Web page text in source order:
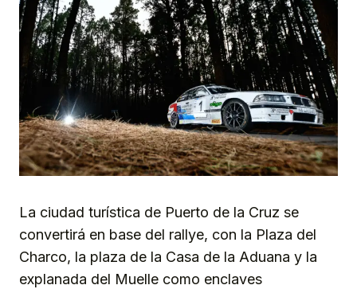
La ciudad turística de Puerto de la Cruz se
convertirá en base del rallye, con la Plaza del
Charco, la plaza de la Casa de la Aduana y la
explanada del Muelle como enclaves